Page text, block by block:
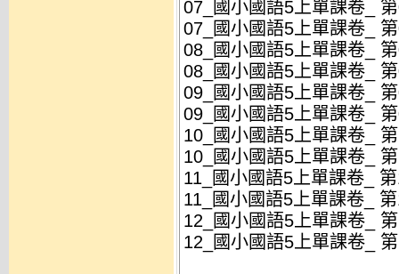
07_國小國語5上單課卷_
07_國小國語5上單課卷_
08_國小國語5上單課卷_
08_國小國語5上單課卷_
09_國小國語5上單課卷_
09_國小國語5上單課卷_
10_國小國語5上單課卷_
10_國小國語5上單課卷_
11_國小國語5上單課卷_
11_國小國語5上單課卷_
12_國小國語5上單課卷_
12_國小國語5上單課卷_